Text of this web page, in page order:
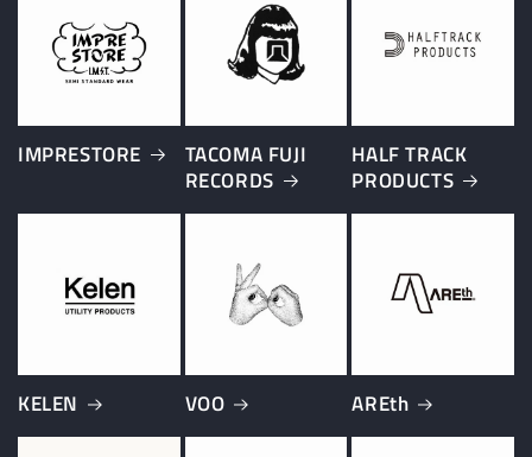
IMPRESTORE
TACOMA FUJI
RECORDS
HALF TRACK
PRODUCTS
KELEN VOO AREth